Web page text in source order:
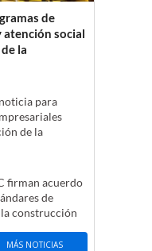
de
atención social
la
para
de la
firman acuerdo
de
construcción
MÁS NOTICIAS